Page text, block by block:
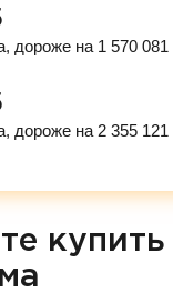
дороже на 1 570 081
дороже на 2 355 121
купить